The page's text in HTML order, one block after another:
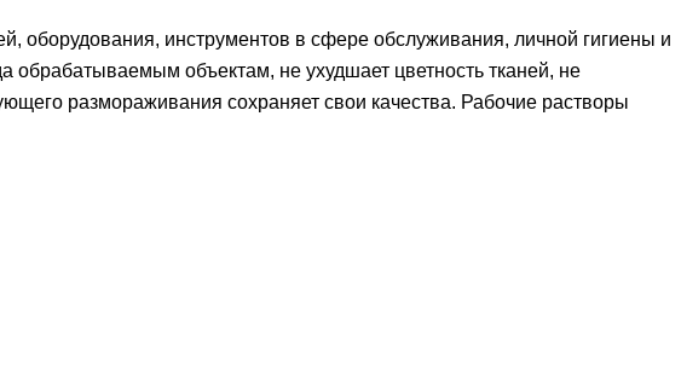
инструментов в сфере обслуживания, личной гигиены и
объектам, не ухудшает цветность тканей, не
размораживания сохраняет свои качества. Рабочие растворы